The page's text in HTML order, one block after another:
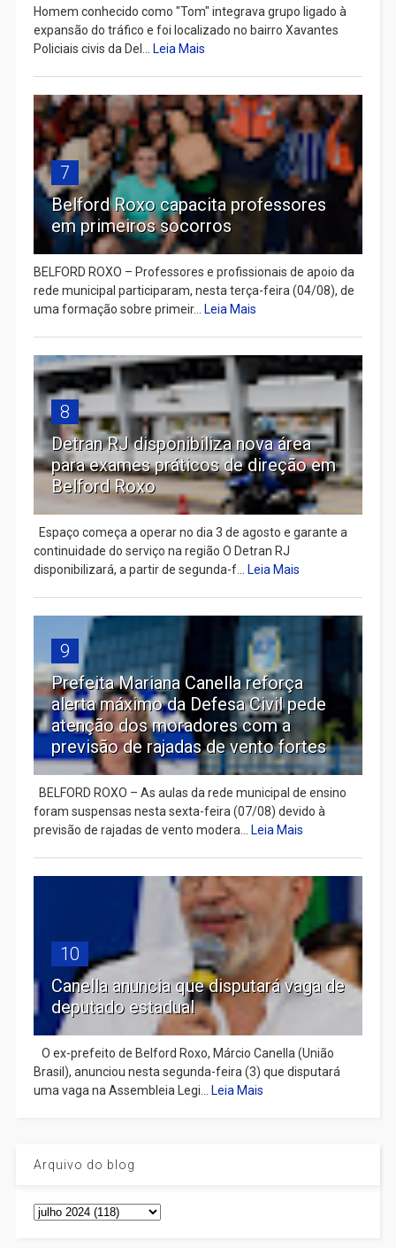
Homem conhecido como "Tom" integrava grupo ligado à
expansão do tráfico e foi localizado no bairro Xavantes
Policiais civis da Del...
Leia Mais
7
Belford Roxo capacita professores
em primeiros socorros
BELFORD ROXO – Professores e profissionais de apoio da
rede municipal participaram, nesta terça-feira (04/08), de
uma formação sobre primeir...
Leia Mais
8
Detran RJ disponibiliza nova área
para exames práticos de direção em
Belford Roxo
Espaço começa a operar no dia 3 de agosto e garante a
continuidade do serviço na região O Detran RJ
disponibilizará, a partir de segunda-f...
Leia Mais
9
Prefeita Mariana Canella reforça
alerta máximo da Defesa Civil pede
atenção dos moradores com a
previsão de rajadas de vento fortes
BELFORD ROXO – As aulas da rede municipal de ensino
foram suspensas nesta sexta-feira (07/08) devido à
previsão de rajadas de vento modera...
Leia Mais
10
Canella anuncia que disputará vaga de
deputado estadual
​ O ex-prefeito de Belford Roxo, Márcio Canella (União
Brasil), anunciou nesta segunda-feira (3) que disputará
uma vaga na Assembleia Legi...
Leia Mais
Arquivo do blog